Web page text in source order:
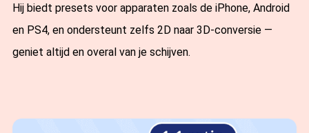
Hij biedt presets voor apparaten zoals de iPhone, Android
en PS4, en ondersteunt zelfs 2D naar 3D-conversie —
geniet altijd en overal van je schijven.